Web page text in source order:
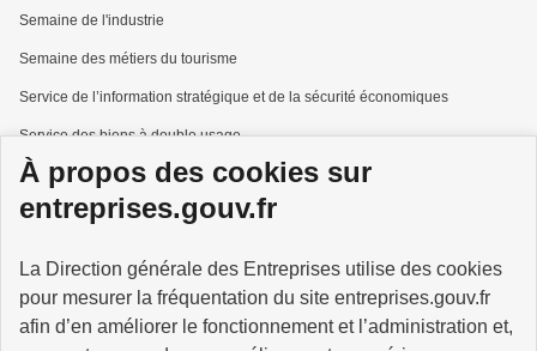
À propos des cookies sur
entreprises.gouv.fr
La Direction générale des Entreprises utilise des cookies
pour mesurer la fréquentation du site entreprises.gouv.fr
afin d’en améliorer le fonctionnement et l’administration et,
Semaine de l'industrie
Semaine des métiers du tourisme
Service de l’information stratégique et de la sécurité économiques
Service des biens à double usage
Services à la personne
GOUVERNEMENT